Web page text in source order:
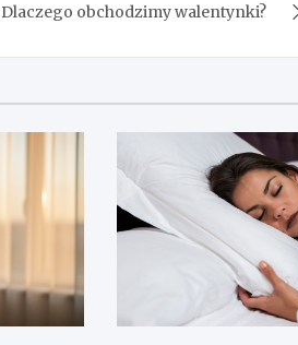
Dlaczego obchodzimy walentynki?